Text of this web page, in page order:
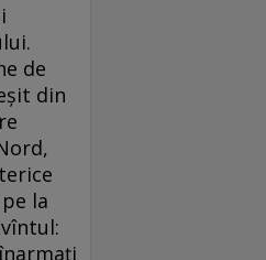
de
din
la